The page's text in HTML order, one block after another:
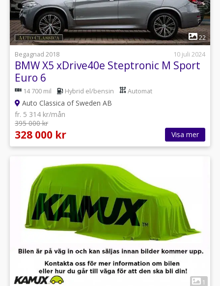
1
22
Begagnad 2018
10 juli 2024
BMW X5 xDrive40e Steptronic M Sport
Euro 6
14 700 mil Hybrid el/bensin Automat
Auto Classica of Sweden AB
fr. 5 314 kr/mån
395 000 kr
328 000 kr Visa mer
1